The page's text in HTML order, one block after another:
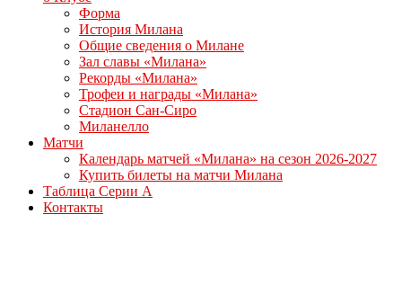
Форма
История Милана
Общие сведения о Милане
Зал славы «Милана»
Рекорды «Милана»
Трофеи и награды «Милана»
Стадион Сан-Сиро
Миланелло
Матчи
Календарь матчей «Милана» на сезон 2026-2027
Купить билеты на матчи Милана
Таблица Серии А
Контакты